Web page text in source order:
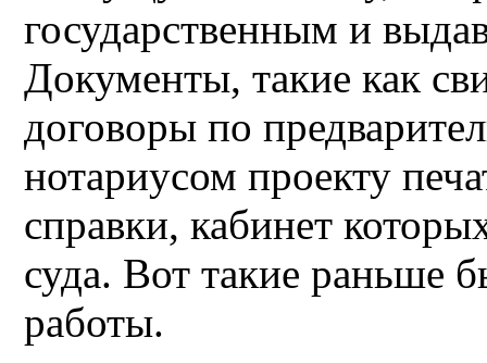
государственным и
Документы, такие как
договоры по
нотариусом проекту
справки, кабинет
суда. Вот такие раньше
работы.